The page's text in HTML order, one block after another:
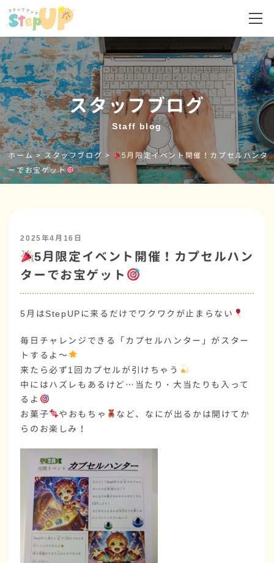
スタッフブログ
Staff blog
ホーム>スタッフブログ >
5月限定イベント開催！カプセルハンタ
ーでお宝ゲット
2025年4月16日
5月限定イベント開催！カプセルハン
ターでお宝ゲット
5月はStepUPに来るだけでワクワクが止まらない
毎日チャレンジできる「カプセルハンター」がスター
トするよ～
来たら必ず1回カプセルが引けちゃう
中にはハズレもあるけど…当たり・大当たりも入って
るよ
お菓子
やおもちゃ
など、なにが出るかは開けてか
らのお楽しみ！